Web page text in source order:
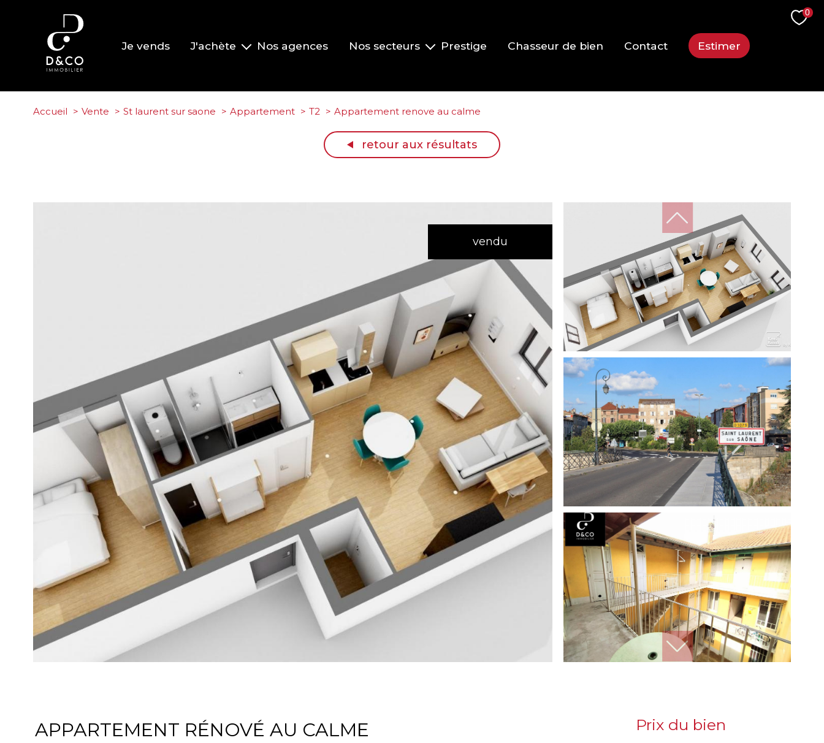
0
Je vends J'achète Nos agences Nos secteurs
La Roche-Vineuse et le Clusinois
Prestige Chasseur de bien Contact Estimer
Accueil Vente St laurent sur saone Appartement T2 Appartement renove au calme
retour aux résultats
vendu
APPARTEMENT RÉNOVÉ AU CALME Prix du bien